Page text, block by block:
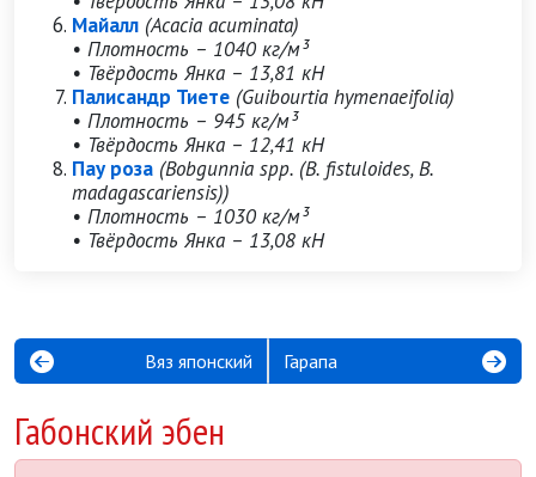
Вяз японский Гарапа
Габонский эбен
Майалл (Acacia acuminata)
• Плотность – 1040 кг/м³
• Твёрдость Янка – 13,81 кН
Палисандр Тиете (Guibourtia hymenaeifolia)
• Плотность – 945 кг/м³
• Твёрдость Янка – 12,41 кН
Пау роза (Bobgunnia spp. (B. fistuloides, B.
madagascariensis))
• Плотность – 1030 кг/м³
• Твёрдость Янка – 13,08 кН